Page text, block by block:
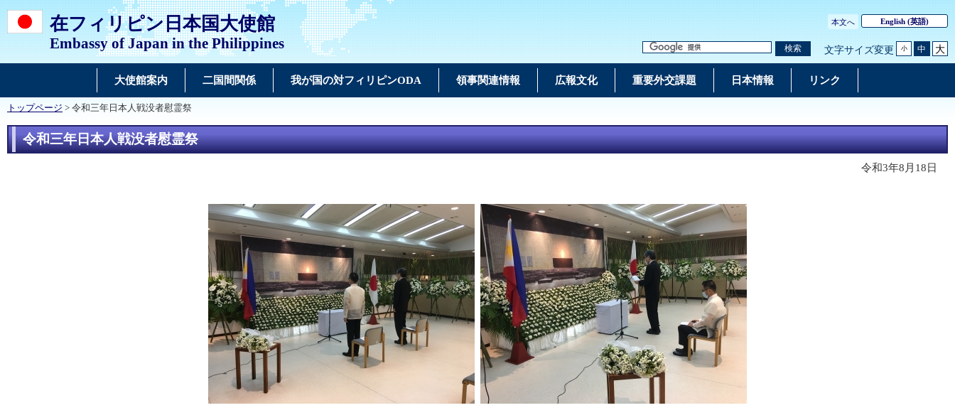
在フィリピン日本国大使館
Embassy of Japan in the Philippines
本文へ English(英語)
検索 文字サイズ変更 小 中 大
大使館案内 二国間関係 我が国の対フィリピンODA 領事関連情報 広報文化 重要外交課題 日本情報 リンク
トップページ > 令和三年日本人戦没者慰霊祭
令和三年日本人戦没者慰霊祭
令和3年8月18日